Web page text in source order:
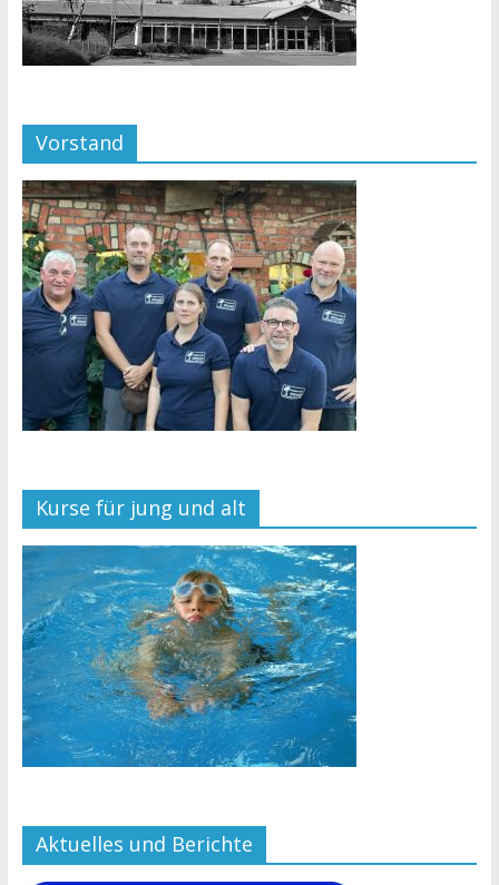
Vorstand
Kurse für jung und alt
Aktuelles und Berichte